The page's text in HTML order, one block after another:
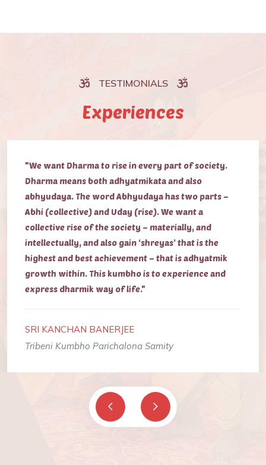
TESTIMONIALS
Experiences
"We want Dharma to rise in every part of society.
Dharma means both adhyatmikata and also
abhyudaya. The word Abhyudaya has two parts –
Abhi (collective) and Uday (rise). We want a
collective rise of the society – materially, and
intellectually, and also gain ‘shreyas’ that is the
highest and best achievement – that is adhyatmik
growth within. This kumbho is to experience and
express dharmik way of life."
SRI KANCHAN BANERJEE
Tribeni Kumbho Parichalona Samity